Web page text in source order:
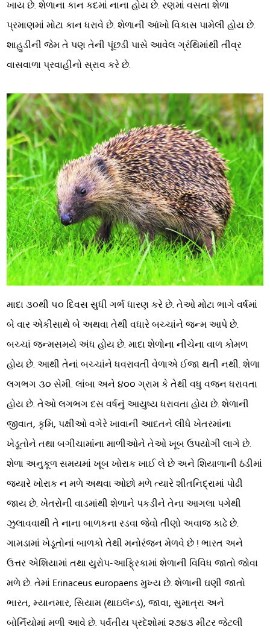
ખાય છે. શેળાના કાન કદમાં નાના હોય છે. રણમાં વસતા શેળા
પ્રમાણમાં મોટા કાન ધરાવે છે. શેળાની આંખો વિકાસ પામેલી હોય છે.
શાહુડીની જેમ તે પણ તેની પૂંછડી પાસે આવેલ ગ્રંથિમાંથી તીવ્ર
વાસવાળા પ્રવાહીનો સ્રાવ કરે છે.
માદા ૩૦થી ૫૦ દિવસ સુધી ગર્ભ ધારણ કરે છે. તેઓ મોટા ભાગે વર્ષમાં
બે વાર એકીસાથે બે અથવા તેથી વધારે બચ્ચાંને જન્મ આપે છે.
બચ્ચાં જન્મસમયે અંધ હોય છે. માદા શેળોના નીચેના વાળ કોમળ
હોય છે. આથી તેનાં બચ્ચાંને ધવરાવતી વેળાએ ઈજા થતી નથી. શેળા
લગભગ ૩૦ સેમી. લાંબા અને ૪૦૦ ગ્રામ કે તેથી વધુ વજન ધરાવતા
હોય છે. તેઓ લગભગ દસ વર્ષનું આયુષ્ય ધરાવતા હોય છે. શેળાની
જીવાત, કૃમિ, પક્ષીઓ વગેરે ખાવાની આદતને લીધે ખેતરમાંના
ખેડૂતોને તથા બગીચામાંના માળીઓને તેઓ ખૂબ ઉપયોગી લાગે છે.
શેળા અનુકૂળ સમયમાં ખૂબ ખોરાક ખાઈ લે છે અને શિયાળાની ઠંડીમાં
જ્યારે ખોરાક ન મળે અથવા ઓછો મળે ત્યારે શીતનિદ્રામાં પોઢી
જાય છે. ખેતરોની વાડમાંથી શેળાને પકડીને તેના આગલા પગેથી
ઝુલાવવાથી તે નાના બાળકના રડવા જેવો તીણો અવાજ કાઢે છે.
ગામડામાં ખેડૂતોનાં બાળકો તેથી મનોરંજન મેળવે છે ! ભારત અને
ઉત્તર એશિયામાં તથા યુરોપ-આફ્રિકામાં શેળાની વિવિધ જાતો જોવા
મળે છે. તેમાં Erinaceus europaens મુખ્ય છે. શેળાની ઘણી જાતો
ભારત, મ્યાનમાર, સિયામ (થાઇલૅન્ડ), જાવા, સુમાત્રા અને
બોર્નિયોમાં મળી આવે છે. પર્વતીય પ્રદેશોમાં ૨૭૪૩ મીટર જેટલી